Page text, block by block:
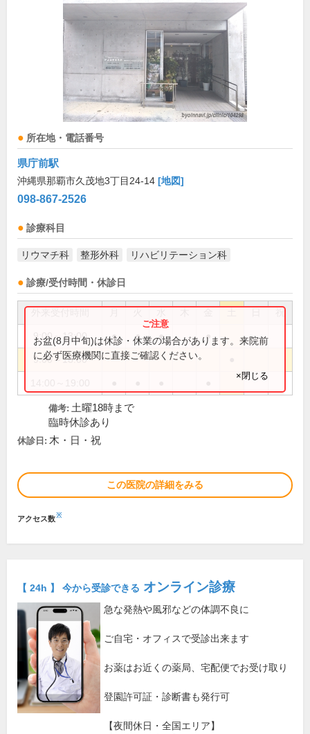
所在地・電話番号
県庁前駅
沖縄県那覇市久茂地3丁目24-14 [地図]
098-867-2526
診療科目
リウマチ科 整形外科 リハビリテーション科
診療/受付時間・休診日
祝
9:00～13:00 ● ● ● ●
9:00～18:00
お盆(8月中旬)は休診・休業の場合があります。来院前
に必ず医療機関に直接ご確認ください。
×閉じる
備考: 土曜18時まで
臨時休診あり
休診日: 木・日・祝
この医院の詳細をみる
アクセス数※
【 24h 】 今から受診できる オンライン診療
急な発熱や風邪などの体調不良に
ご自宅・オフィスで受診出来ます
お薬はお近くの薬局、宅配便でお受け取り
登園許可証・診断書も発行可
【夜間休日・全国エリア】